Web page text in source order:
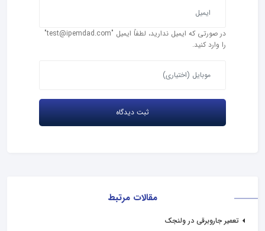
مقالات مرتبط
تعمیر جاروبرقی در ولنجک
در صورتی که ایمیل ندارید، لطفاً ایمیل "test@ipemdad.com"
را وارد کنید.